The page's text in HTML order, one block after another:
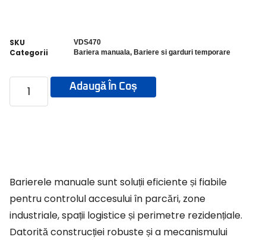
SKU VDS470
Categorii Bariera manuala, Bariere si garduri temporare
Adaugă În Coș
Barierele manuale sunt soluții eficiente și fiabile
pentru controlul accesului în parcări, zone
industriale, spații logistice și perimetre rezidențiale.
Datorită construcției robuste și a mecanismului